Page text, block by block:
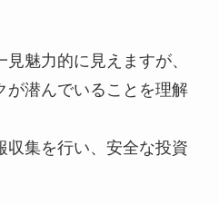
魅力的に見えますが、
が潜んでいることを理解
収集を行い、安全な投資